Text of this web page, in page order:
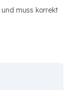
muss korrekt